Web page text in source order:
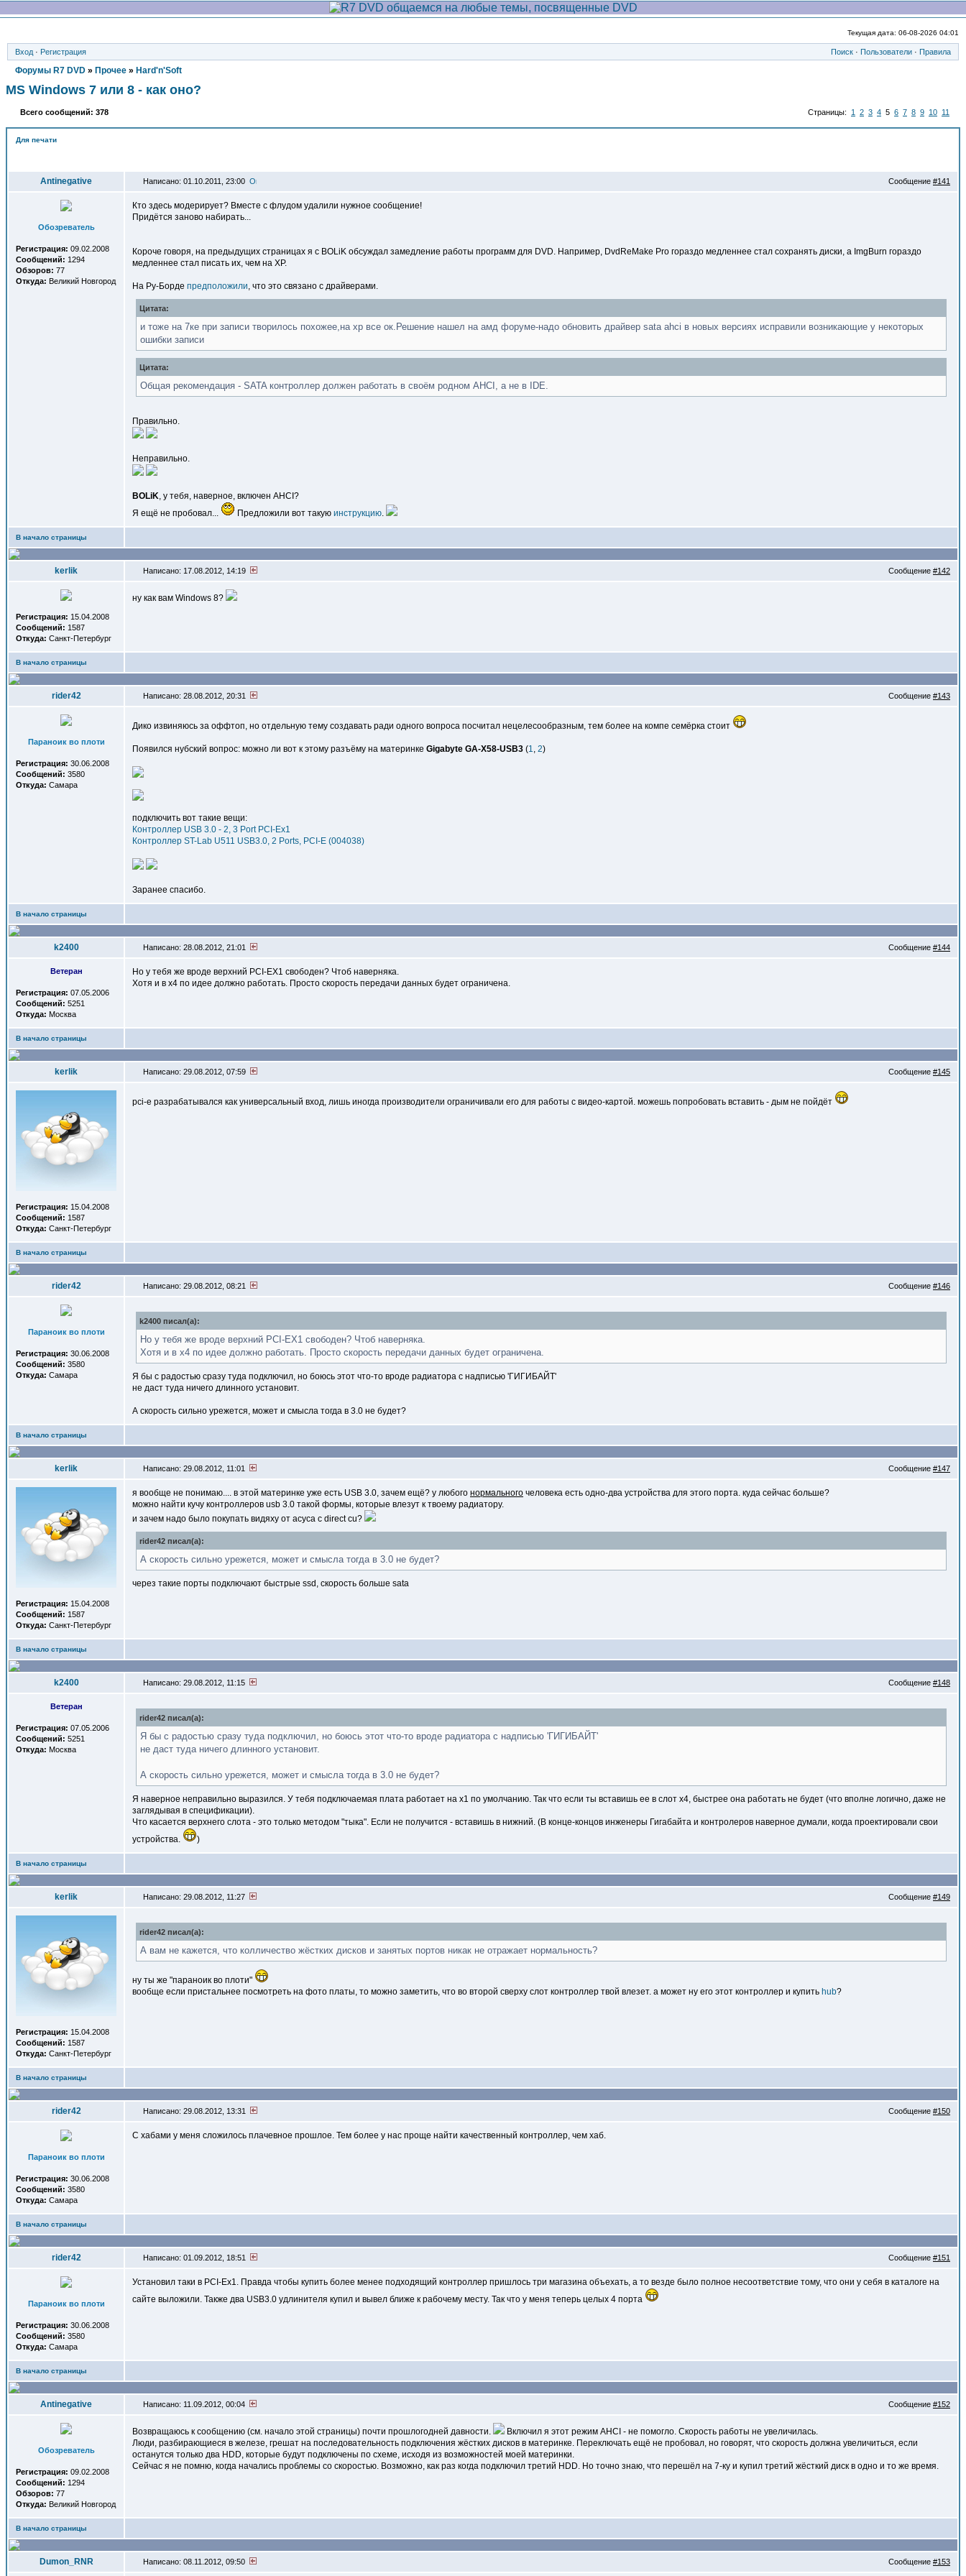
Текущая дата: 06-08-2026 04:01
Вход · Регистрация Поиск · Пользователи · Правила
Форумы R7 DVD » Прочее » Hard'n'Soft
MS Windows 7 или 8 - как оно?
Всего сообщений: 378 Страницы: 1 2 3 4 5 6 7 8 9 10 11
Для печати
Antinegative Написано: 01.10.2011, 23:00 Сообщение #141
Обозреватель
Регистрация: 09.02.2008
Сообщений: 1294
Обзоров: 77
Откуда: Великий Новгород
Кто здесь модерирует? Вместе с флудом удалили нужное сообщение!
Придётся заново набирать...
Короче говоря, на предыдущих страницах я с BOLiK обсуждал замедление работы программ для DVD. Например, DvdReMake Pro гораздо медленнее стал сохранять диски, а ImgBurn гораздо
медленнее стал писать их, чем на XP.
На Ру-Борде предположили, что это связано с драйверами.
Цитата:
и тоже на 7ке при записи творилось похожее,на хр все ок.Решение нашел на амд форуме-надо обновить драйвер sata ahci в новых версиях исправили возникающие у некоторых
ошибки записи
Цитата:
Общая рекомендация - SATA контроллер должен работать в своём родном АНСІ, а не в IDE.
Правильно.
Неправильно.
BOLiK, у тебя, наверное, включен AHCI?
Я ещё не пробовал...
Предложили вот такую инструкцию.
В начало страницы
kerlik Написано: 17.08.2012, 14:19 Сообщение #142
Регистрация: 15.04.2008
Сообщений: 1587
Откуда: Санкт-Петербург
ну как вам Windows 8?
В начало страницы
rider42 Написано: 28.08.2012, 20:31 Сообщение #143
Параноик во плоти
Регистрация: 30.06.2008
Сообщений: 3580
Откуда: Самара
Дико извиняюсь за оффтоп, но отдельную тему создавать ради одного вопроса посчитал нецелесообразным, тем более на компе семёрка стоит
Появился нубский вопрос: можно ли вот к этому разъёму на материнке Gigabyte GA-X58-USB3 (1, 2)
подключить вот такие вещи:
Контроллер USB 3.0 - 2, 3 Port PCI-Ex1
Контроллер ST-Lab U511 USB3.0, 2 Ports, PCI-E (004038)
Заранее спасибо.
В начало страницы
k2400 Написано: 28.08.2012, 21:01 Сообщение #144
Ветеран
Регистрация: 07.05.2006
Сообщений: 5251
Откуда: Москва
Но у тебя же вроде верхний PCI-EX1 свободен? Чтоб наверняка.
Хотя и в x4 по идее должно работать. Просто скорость передачи данных будет ограничена.
В начало страницы
kerlik Написано: 29.08.2012, 07:59 Сообщение #145
Регистрация: 15.04.2008
Сообщений: 1587
Откуда: Санкт-Петербург
pci-e разрабатывался как универсальный вход, лишь иногда производители ограничивали его для работы с видео-картой. можешь попробовать вставить - дым не пойдёт
В начало страницы
rider42 Написано: 29.08.2012, 08:21 Сообщение #146
Параноик во плоти
Регистрация: 30.06.2008
Сообщений: 3580
Откуда: Самара
k2400 писал(a):
Но у тебя же вроде верхний PCI-EX1 свободен? Чтоб наверняка.
Хотя и в x4 по идее должно работать. Просто скорость передачи данных будет ограничена.
Я бы с радостью сразу туда подключил, но боюсь этот что-то вроде радиатора с надписью 'ГИГИБАЙТ'
не даст туда ничего длинного установит.
А скорость сильно урежется, может и смысла тогда в 3.0 не будет?
В начало страницы
kerlik Написано: 29.08.2012, 11:01 Сообщение #147
Регистрация: 15.04.2008
Сообщений: 1587
Откуда: Санкт-Петербург
я вообще не понимаю.... в этой материнке уже есть USB 3.0, зачем ещё? у любого нормального человека есть одно-два устройства для этого порта. куда сейчас больше?
можно найти кучу контроллеров usb 3.0 такой формы, которые влезут к твоему радиатору.
и зачем надо было покупать видяху от асуса с direct cu?
rider42 писал(a):
А скорость сильно урежется, может и смысла тогда в 3.0 не будет?
через такие порты подключают быстрые ssd, скорость больше sata
В начало страницы
k2400 Написано: 29.08.2012, 11:15 Сообщение #148
Ветеран
Регистрация: 07.05.2006
Сообщений: 5251
Откуда: Москва
rider42 писал(a):
Я бы с радостью сразу туда подключил, но боюсь этот что-то вроде радиатора с надписью 'ГИГИБАЙТ'
не даст туда ничего длинного установит.
А скорость сильно урежется, может и смысла тогда в 3.0 не будет?
Я наверное неправильно выразился. У тебя подключаемая плата работает на х1 по умолчанию. Так что если ты вставишь ее в слот х4, быстрее она работать не будет (что вполне логично, даже не
заглядывая в спецификации).
Что касается верхнего слота - это только методом "тыка". Если не получится - вставишь в нижний. (В конце-концов инженеры Гигабайта и контролеров наверное думали, когда проектировали свои
устройства.
)
В начало страницы
kerlik Написано: 29.08.2012, 11:27 Сообщение #149
Регистрация: 15.04.2008
Сообщений: 1587
Откуда: Санкт-Петербург
rider42 писал(a):
А вам не кажется, что колличество жёстких дисков и занятых портов никак не отражает нормальность?
ну ты же "параноик во плоти"
вообще если пристальнее посмотреть на фото платы, то можно заметить, что во второй сверху слот контроллер твой влезет. а может ну его этот контроллер и купить hub?
В начало страницы
rider42 Написано: 29.08.2012, 13:31 Сообщение #150
Параноик во плоти
Регистрация: 30.06.2008
Сообщений: 3580
Откуда: Самара
С хабами у меня сложилось плачевное прошлое. Тем более у нас проще найти качественный контроллер, чем хаб.
В начало страницы
rider42 Написано: 01.09.2012, 18:51 Сообщение #151
Параноик во плоти
Регистрация: 30.06.2008
Сообщений: 3580
Откуда: Самара
Установил таки в PCI-Ex1. Правда чтобы купить более менее подходящий контроллер пришлось три магазина объехать, а то везде было полное несоответствие тому, что они у себя в каталоге на
сайте выложили. Также два USB3.0 удлинителя купил и вывел ближе к рабочему месту. Так что у меня теперь целых 4 порта
В начало страницы
Antinegative Написано: 11.09.2012, 00:04 Сообщение #152
Обозреватель
Регистрация: 09.02.2008
Сообщений: 1294
Обзоров: 77
Откуда: Великий Новгород
Возвращаюсь к сообщению (см. начало этой страницы) почти прошлогодней давности.
Включил я этот режим AHCI - не помогло. Скорость работы не увеличилась.
Люди, разбирающиеся в железе, грешат на последовательность подключения жёстких дисков в материнке. Переключать ещё не пробовал, но говорят, что скорость должна увеличиться, если
останутся только два HDD, которые будут подключены по схеме, исходя из возможностей моей материнки.
Сейчас я не помню, когда начались проблемы со скоростью. Возможно, как раз когда подключил третий HDD. Но точно знаю, что перешёл на 7-ку и купил третий жёсткий диск в одно и то же время.
В начало страницы
Dumon_RNR Написано: 08.11.2012, 09:50 Сообщение #153